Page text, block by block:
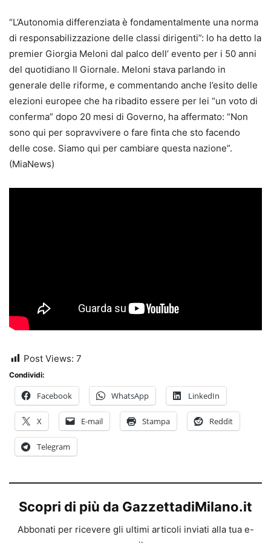
“L’Autonomia differenziata è fondamentalmente una norma
di responsabilizzazione delle classi dirigenti”: lo ha detto la
premier Giorgia Meloni dal palco dell’ evento per i 50 anni
del quotidiano Il Giornale. Meloni stava parlando in
generale delle riforme, e commentando anche l’esito delle
elezioni europee che ha ribadito essere per lei “un voto di
conferma” dopo 20 mesi di Governo, ha affermato: “Non
sono qui per sopravvivere o fare finta che sto facendo
delle cose. Siamo qui per cambiare questa nazione”.
(MiaNews)
Post Views: 7
Condividi:
Facebook WhatsApp LinkedIn
X E-mail Stampa Reddit
Telegram
Scopri di più da GazzettadiMilano.it
Abbonati per ricevere gli ultimi articoli inviati alla tua e-